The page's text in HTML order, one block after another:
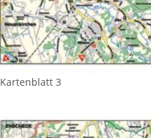
Kartenblatt 3